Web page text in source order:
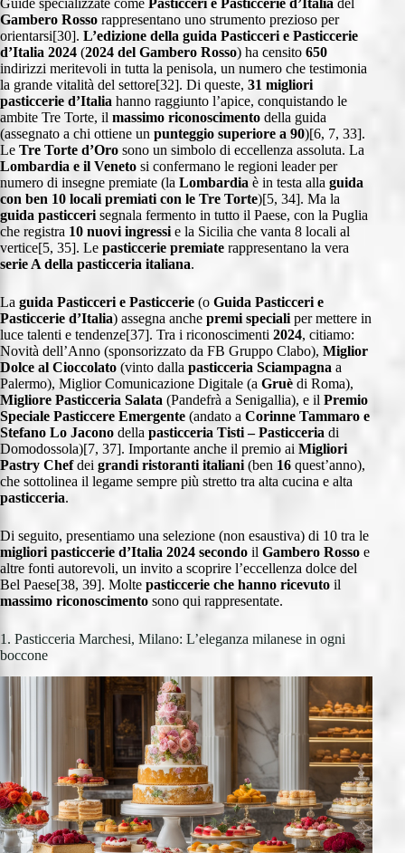
Gambero Rosso rappresentano uno strumento prezioso per
orientarsi[30]. L’edizione della guida Pasticceri e Pasticcerie
d’Italia 2024 (2024 del Gambero Rosso) ha censito 650
indirizzi meritevoli in tutta la penisola, un numero che testimonia
la grande vitalità del settore[32]. Di queste, 31 migliori
pasticcerie d’Italia hanno raggiunto l’apice, conquistando le
ambite Tre Torte, il massimo riconoscimento della guida
(assegnato a chi ottiene un punteggio superiore a 90)[6, 7, 33].
Le Tre Torte d’Oro sono un simbolo di eccellenza assoluta. La
Lombardia e il Veneto si confermano le regioni leader per
numero di insegne premiate (la Lombardia è in testa alla guida
con ben 10 locali premiati con le Tre Torte)[5, 34]. Ma la
guida pasticceri segnala fermento in tutto il Paese, con la Puglia
che registra 10 nuovi ingressi e la Sicilia che vanta 8 locali al
vertice[5, 35]. Le pasticcerie premiate rappresentano la vera
serie A della pasticceria italiana.
La guida Pasticceri e Pasticcerie (o Guida Pasticceri e
Pasticcerie d’Italia) assegna anche premi speciali per mettere in
luce talenti e tendenze[37]. Tra i riconoscimenti 2024, citiamo:
Novità dell’Anno (sponsorizzato da FB Gruppo Clabo), Miglior
Dolce al Cioccolato (vinto dalla pasticceria Sciampagna a
Palermo), Miglior Comunicazione Digitale (a Gruè di Roma),
Migliore Pasticceria Salata (Pandefrà a Senigallia), e il Premio
Speciale Pasticcere Emergente (andato a Corinne Tammaro e
Stefano Lo Jacono della pasticceria Tisti – Pasticceria di
Domodossola)[7, 37]. Importante anche il premio ai Migliori
Pastry Chefdei grandi ristoranti italiani (ben 16 quest’anno),
che sottolinea il legame sempre più stretto tra alta cucina e alta
pasticceria.
Di seguito, presentiamo una selezione (non esaustiva) di 10 tra le
migliori pasticcerie d’Italia 2024 secondo il Gambero Rosso e
altre fonti autorevoli, un invito a scoprire l’eccellenza dolce del
Bel Paese[38, 39]. Molte pasticcerie che hanno ricevuto il
massimo riconoscimento sono qui rappresentate.
1. Pasticceria Marchesi, Milano: L’eleganza milanese in ogni
boccone